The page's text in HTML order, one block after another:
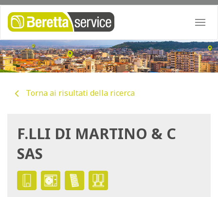
Torna ai risultati della ricerca
F.LLI DI MARTINO & C
SAS